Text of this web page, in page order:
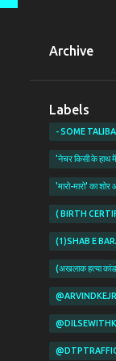
Archive
Labels
- SOME
'नेचर किसी के हाथ में
'मारो-मारो' का शोर
( BIRTH
(1)SHAB E
(अखलाक हत्या